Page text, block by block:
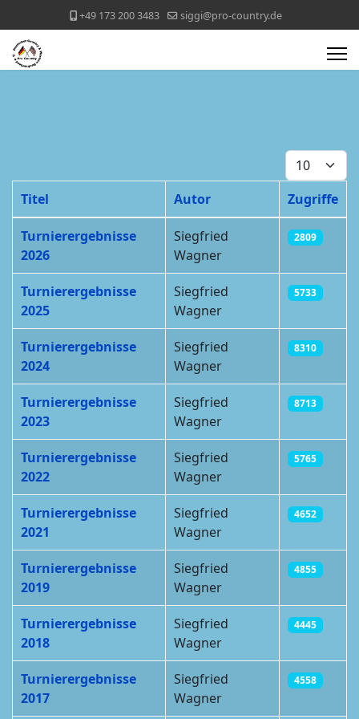
+49 173 200 3483 siggi@pro-country.de
Anzeige #
Titel Autor Zugriffe
Turnierergebnisse
2026
Siegfried
Wagner
2809
Turnierergebnisse
2025
Siegfried
Wagner
5733
Turnierergebnisse
2024
Siegfried
Wagner
8310
Turnierergebnisse
2023
Siegfried
Wagner
8713
Turnierergebnisse
2022
Siegfried
Wagner
5765
Turnierergebnisse
2021
Siegfried
Wagner
4652
Turnierergebnisse
2019
Siegfried
Wagner
4855
Turnierergebnisse
2018
Siegfried
Wagner
4445
Turnierergebnisse
2017
Siegfried
Wagner
4558